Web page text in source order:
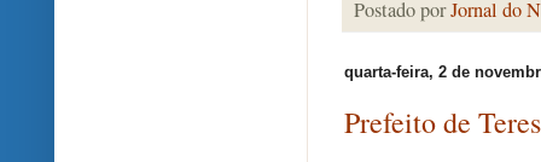
Postado porJornal do
quarta-feira, 2 de
Prefeito de